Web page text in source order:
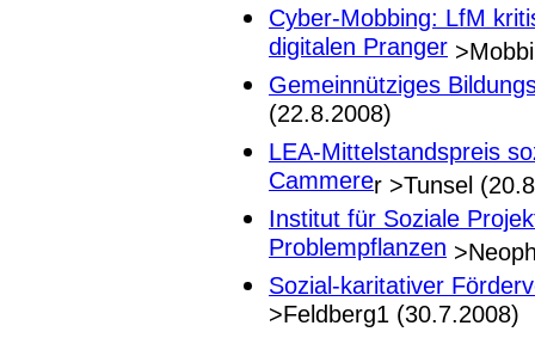
Cyber-Mobbing: LfM
digitalen Pranger
Gemeinnütziges
(22.8.2008)
LEA-Mittelstandspreis
Cammerer >Tunsel
Institut für Soziale
Problempflanzen
Sozial-karitativer
>Feldberg1 (30.7.2008)